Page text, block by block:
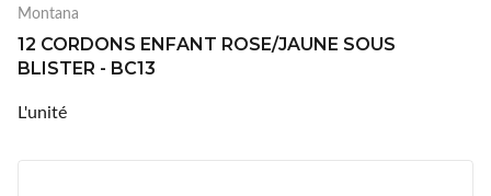
Montana
12 CORDONS ENFANT ROSE/JAUNE SOUS
BLISTER - BC13
L'unité